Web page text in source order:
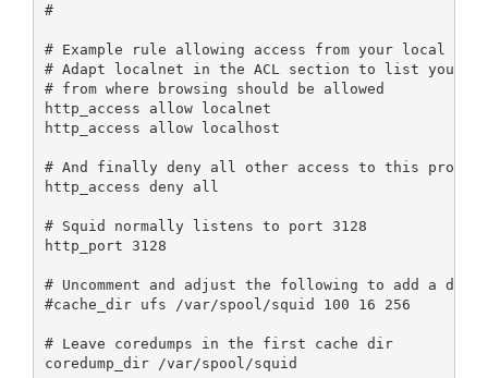
#
# Example rule allowing access from your local
# Adapt localnet in the ACL section to list your
# from where browsing should be allowed
http_access allow localnet
http_access allow localhost
# And finally deny all other access to this proxy
http_access deny all
# Squid normally listens to port 3128
http_port 3128
# Uncomment and adjust the following to add a
#cache_dir ufs /var/spool/squid 100 16 256
# Leave coredumps in the first cache dir
coredump_dir /var/spool/squid